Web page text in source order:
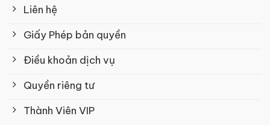
Liên hệ
Giấy Phép bản quyền
Điều khoản dịch vụ
Quyền riêng tư
Thành Viên VIP